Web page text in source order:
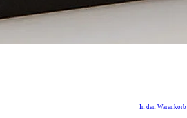
In den Warenkorb